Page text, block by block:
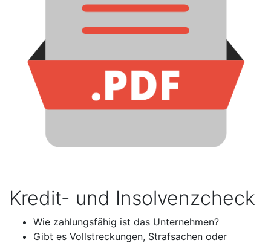
Kredit- und Insolvenzcheck
Wie zahlungsfähig ist das Unternehmen?
Gibt es Vollstreckungen, Strafsachen oder